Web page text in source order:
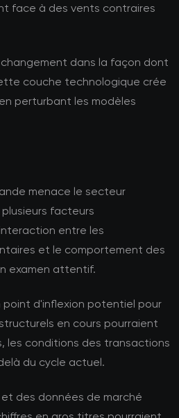
face à des vents contraires
dans la façon dont
couche technologique crée
perturbant les modèles
menace le secteur
facteurs
entre les
et le comportement des
examen attentif.
point d'inflexion potentiel pour
en cours pourraient
les conditions des transactions
du cycle actuel.
des données de marché